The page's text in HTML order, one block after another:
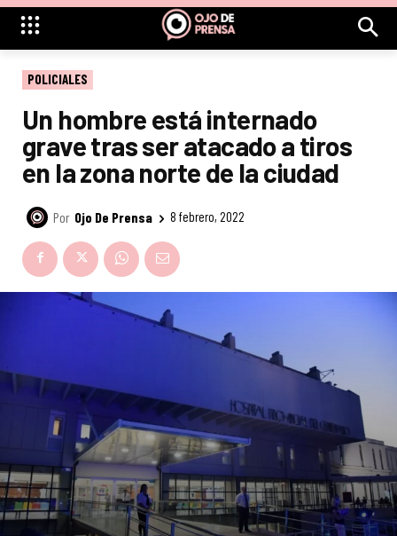
POLICIALES
Un hombre está internado
grave tras ser atacado a tiros
en la zona norte de la ciudad
Por Ojo De Prensa 8 febrero, 2022